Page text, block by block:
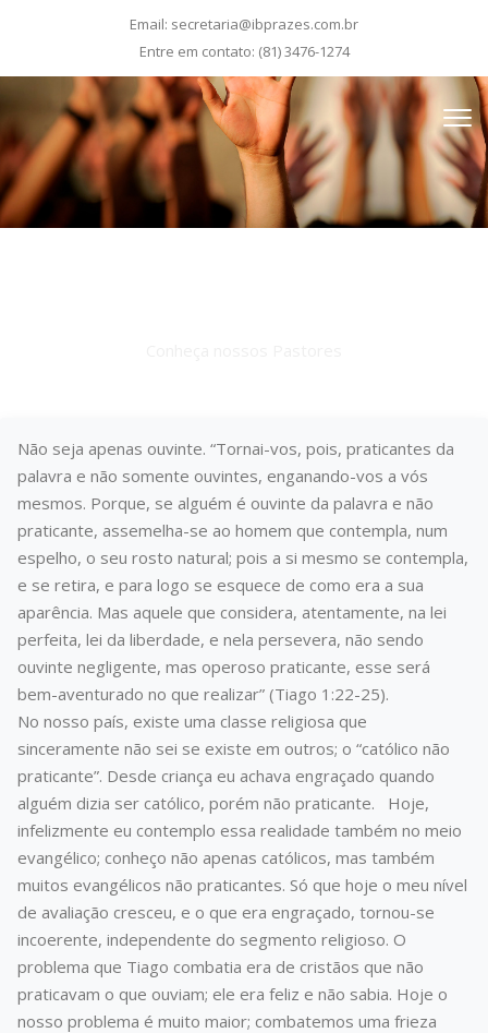
Email: secretaria@ibprazes.com.br
Entre em contato: (81) 3476-1274
Não seja apenas ouvinte. “Tornai-vos, pois, praticantes da
palavra e não somente ouvintes, enganando-vos a vós
mesmos. Porque, se alguém é ouvinte da palavra e não
praticante, assemelha-se ao homem que contempla, num
espelho, o seu rosto natural; pois a si mesmo se contempla,
e se retira, e para logo se esquece de como era a sua
aparência. Mas aquele que considera, atentamente, na lei
perfeita, lei da liberdade, e nela persevera, não sendo
ouvinte negligente, mas operoso praticante, esse será
bem-aventurado no que realizar” (Tiago 1:22-25).
No nosso país, existe uma classe religiosa que
sinceramente não sei se existe em outros; o “católico não
praticante”. Desde criança eu achava engraçado quando
alguém dizia ser católico, porém não praticante. Hoje,
infelizmente eu contemplo essa realidade também no meio
evangélico; conheço não apenas católicos, mas também
muitos evangélicos não praticantes. Só que hoje o meu nível
de avaliação cresceu, e o que era engraçado, tornou-se
incoerente, independente do segmento religioso. O
problema que Tiago combatia era de cristãos que não
praticavam o que ouviam; ele era feliz e não sabia. Hoje o
nosso problema é muito maior; combatemos uma frieza